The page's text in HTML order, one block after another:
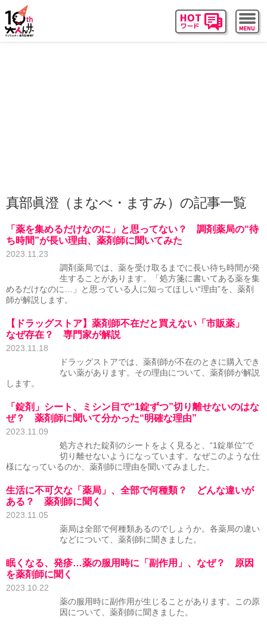
真部眞澄（まなべ・ますみ）の記事一覧
「薬を集めるだけなのに」と思ってない？ 調剤薬局の“待
ち時間”が長い理由、薬剤師に聞いてみた
2023.11.23
調剤薬局では、薬を受け取るまでに長い待ち時間が発
生することがあります。「処方箋に書いてある薬を集
めるだけなのに…」と思っている人に知ってほしい“理由”を、薬剤
師が解説します。
【ドラッグストア】薬剤師不在だと買えない「市販薬」
なぜ存在？ 専門家が解説
2023.11.18
ドラッグストアでは、薬剤師が不在のときに購入でき
ない薬があります。その理由について、薬剤師が解説
します。
「錠剤」シート、ミシン目で“1錠ずつ”切り離せないのはな
ぜ？ 薬剤師に聞いて分かった“明確な理由”
2023.11.09
処方された錠剤のシートをよく見ると、“1錠単位”で
切り離せないようになっています。なぜこのような仕
様になっているのか、薬剤師に理由を聞いてみました。
生活に不可欠な「薬局」、全部で何種類？ どんな違いが
ある？ 薬剤師に聞く
2023.11.05
薬局は全部で何種類あるのでしょうか。各薬局の違い
などについて、薬剤師に聞きました。
眠くなる、発疹…薬の服用時に「副作用」、なぜ？ 原因
を薬剤師に聞く
2023.10.22
薬の服用時に副作用が生じることがあります。この原
因について、薬剤師に聞きました。